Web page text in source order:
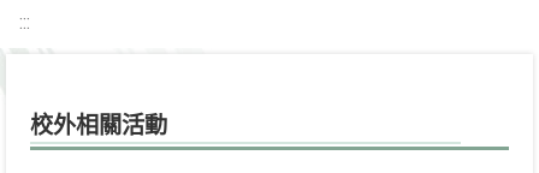
:::
校外相關活動